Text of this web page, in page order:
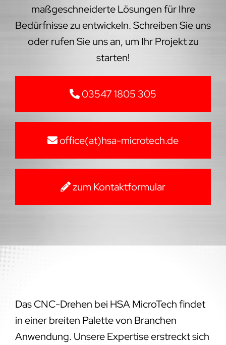
maßgeschneiderte Lösungen für Ihre
Bedürfnisse zu entwickeln. Schreiben Sie uns
oder rufen Sie uns an, um Ihr Projekt zu
starten!
03547 1805 305
office(at)hsa-microtech.de
zum Kontaktformular
Das CNC-Drehen bei HSA MicroTech findet
in einer breiten Palette von Branchen
Anwendung. Unsere Expertise erstreckt sich